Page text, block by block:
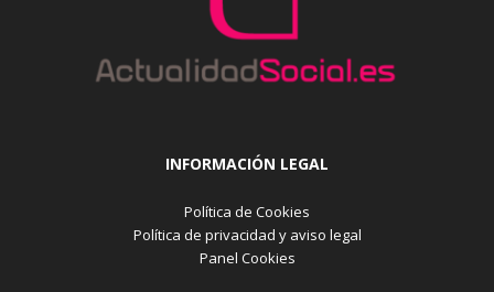
INFORMACIÓN LEGAL
Política de Cookies
Política de privacidad y aviso legal
Panel Cookies